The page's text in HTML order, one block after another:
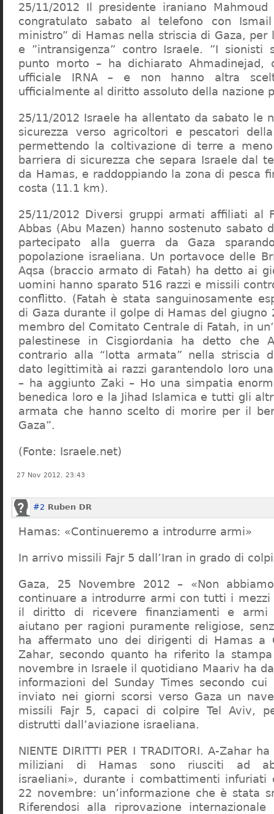
25/11/2012 Il presidente iraniano
congratulato sabato al telefono con
ministro” di Hamas nella striscia di Gaza, per
e ”intransigenza” contro Israele. ”I sionisti
punto morto – ha dichiarato Ahmadinejad,
ufficiale IRNA – e non hanno altra
ufficialmente al diritto assoluto della nazione
25/11/2012 Israele ha allentato da sabato le
sicurezza verso agricoltori e pescatori
permettendo la coltivazione di terre a
barriera di sicurezza che separa Israele dal
da Hamas, e raddoppiando la zona di pesca
costa (11.1 km).
25/11/2012 Diversi gruppi armati affiliati al
Abbas (Abu Mazen) hanno sostenuto sabato
partecipato alla guerra da Gaza
popolazione israeliana. Un portavoce delle
Aqsa (braccio armato di Fatah) ha detto ai
uomini hanno sparato 516 razzi e missili
conflitto. (Fatah è stata sanguinosamente
di Gaza durante il golpe di Hamas del giugno
membro del Comitato Centrale di Fatah, in
palestinese in Cisgiordania ha detto che
contrario alla “lotta armata” nella striscia
dato legittimità ai razzi garantendolo loro
– ha aggiunto Zaki – Ho una simpatia
benedica loro e la Jihad Islamica e tutti gli
armata che hanno scelto di morire per il
Gaza”.
(Fonte: Israele.net)
27 Nov 2012, 23:43
#2 Ruben DR
Hamas: «Continueremo a introdurre armi»
In arrivo missili Fajr 5 dall’Iran in grado di
Gaza, 25 Novembre 2012 – «Non
continuare a introdurre armi con tutti i mezzi
il diritto di ricevere finanziamenti e armi
aiutano per ragioni puramente religiose,
ha affermato uno dei dirigenti di Hamas a
Zahar, secondo quanto ha riferito la
novembre in Israele il quotidiano Maariv ha
informazioni del Sunday Times secondo cui
inviato nei giorni scorsi verso Gaza un
missili Fajr 5, capaci di colpire Tel Aviv,
distrutti dall’aviazione israeliana.
NIENTE DIRITTI PER I TRADITORI. A-Zahar
miliziani di Hamas sono riusciti ad
israeliani», durante i combattimenti infuriati
22 novembre: un’informazione che è stata
Riferendosi alla riprovazione